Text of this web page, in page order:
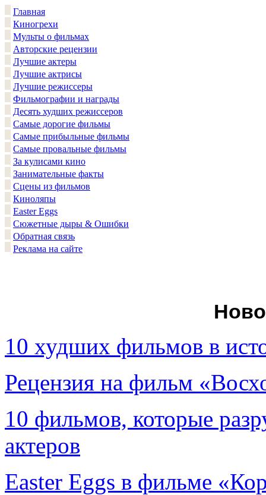
Главная
Киногрехи
Мульты о фильмах
Авторские рецензии
Лучшие актеры
Лучшие актрисы
Лучшие режиссеры
Фильмографии и награды
Десять худших режиссеров
Самые дорогие фильмы
Самые прибыльные фильмы
Самые провальные фильмы
За кулисами кино
Занимательные факты
Сцены из фильмов
Киноляпы
Easter Eggs
Сюжетные дыры & Ошибки
Обратная связь
Реклама на сайте
10 худших фильмов в
Рецензия на фильм
10 фильмов, которые
актеров
Easter Eggs в фильме